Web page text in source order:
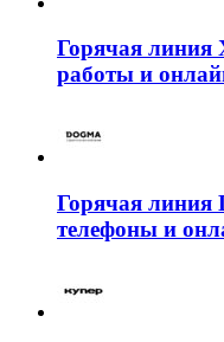
Горячая линия
работы и
Горячая линия
телефоны и